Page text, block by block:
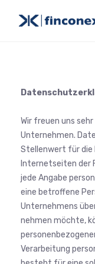
Wir freuen uns
Unternehmen.
Stellenwert für die
Internetseiten der
jede Angabe
eine betroffene
Unternehmens
nehmen möchte,
Verarbeitung